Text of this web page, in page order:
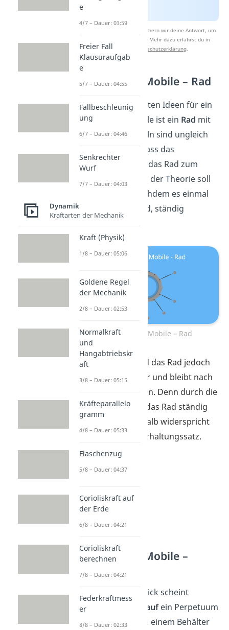
Nach Beantwortung speichern wir deine Antwort, um
Studyflix zu verbessern. Mehr dazu erfährst du in
unserer
Datenschutzerklärung.
Perpetuum Mobile – Rad
Eine der einfachsten Ideen für ein
Perpetuum Mobile ist ein Rad mit
Kugeln. Die Kugeln sind ungleich
angeordnet, sodass das
Ungleichgewicht das Rad zum
Drehen bringt. In der Theorie soll
sich das Rad, nachdem es einmal
angeschubst wird, ständig
Perpetuum Mobile – Rad
In der Praxis wird das Rad jedoch
immer langsamer und bleibt nach
einiger Zeit stehen. Denn durch die
Reibungverliert das Rad ständig
an Energie. Deshalb widerspricht
es dem Energieerhaltungssatz.
Perpetuum Mobile –
Auf den ersten Blick scheint
ein
Wasserkreislaufein Perpetuum
Mobile zu sein. In einem Behälter
e
4/7 – Dauer: 03:59
Freier Fall
Klausuraufgab
e
5/7 – Dauer: 04:55
Fallbeschleunig
ung
6/7 – Dauer: 04:46
Senkrechter
Wurf
7/7 – Dauer: 04:03
Dynamik
Kraftarten der Mechanik
Kraft (Physik)
1/8 – Dauer: 05:06
Goldene Regel
der Mechanik
2/8 – Dauer: 02:53
Normalkraft
und
Hangabtriebskr
aft
3/8 – Dauer: 05:15
Kräfteparallelo
gramm
4/8 – Dauer: 05:33
Flaschenzug
5/8 – Dauer: 04:37
Corioliskraft auf
der Erde
6/8 – Dauer: 04:21
Corioliskraft
berechnen
7/8 – Dauer: 04:21
Federkraftmess
er
8/8 – Dauer: 02:33